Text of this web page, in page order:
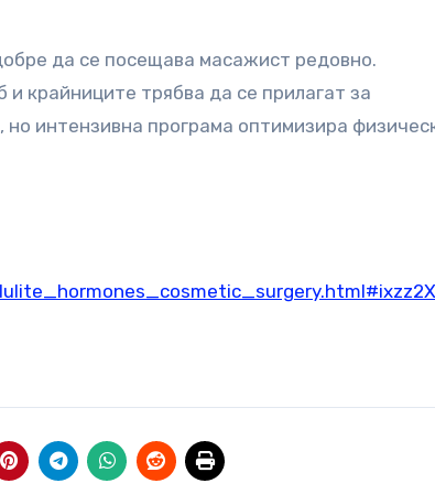
да се посещава масажист редовно.
крайниците трябва да се прилагат за
интензивна програма оптимизира